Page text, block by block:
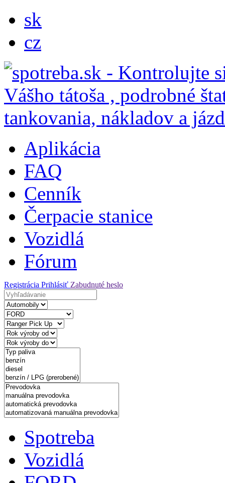
sk
cz
Aplikácia
FAQ
Cenník
Čerpacie stanice
Vozidlá
Fórum
Registrácia Prihlásiť Zabudnuté heslo
Spotreba
Vozidlá